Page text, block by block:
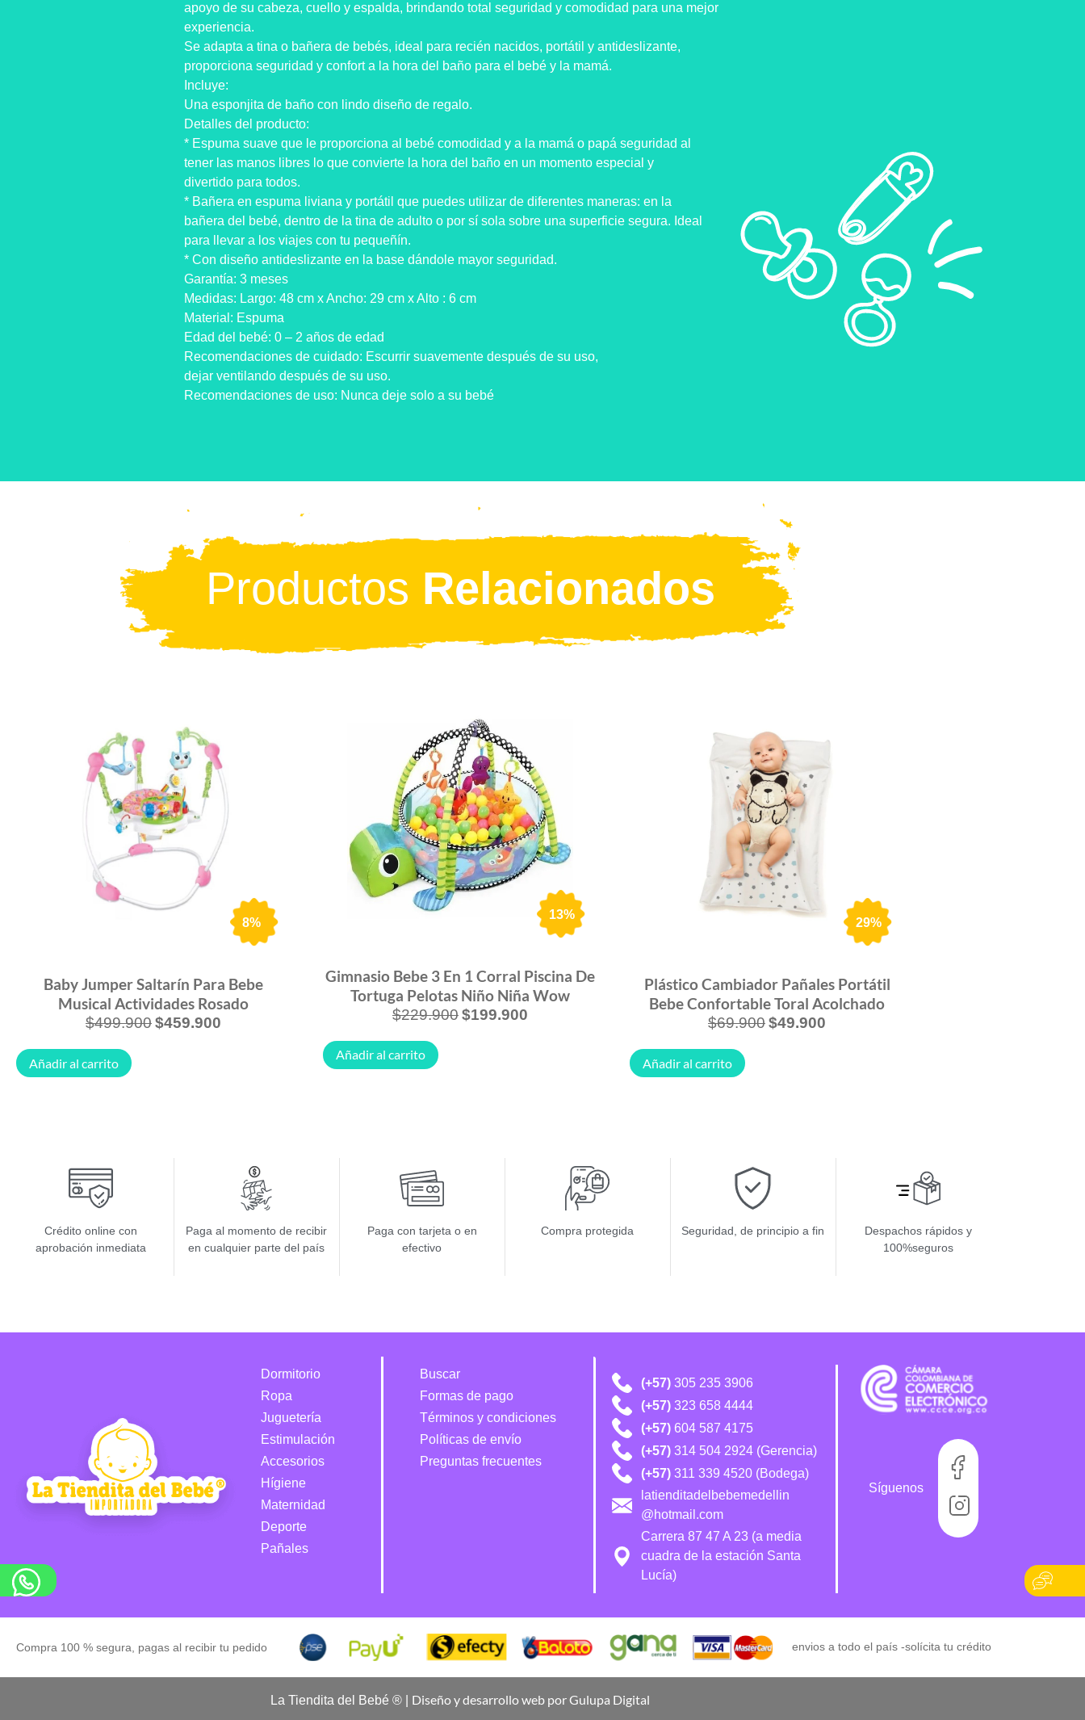
apoyo de su cabeza, cuello y espalda, brindando total seguridad y comodidad para una mejor
experiencia.
Se adapta a tina o bañera de bebés, ideal para recién nacidos, portátil y antideslizante,
proporciona seguridad y confort a la hora del baño para el bebé y la mamá.
Incluye:
Una esponjita de baño con lindo diseño de regalo.
Detalles del producto:
* Espuma suave que le proporciona al bebé comodidad y a la mamá o papá seguridad al
tener las manos libres lo que convierte la hora del baño en un momento especial y
divertido para todos.
* Bañera en espuma liviana y portátil que puedes utilizar de diferentes maneras: en la
bañera del bebé, dentro de la tina de adulto o por sí sola sobre una superficie segura. Ideal
para llevar a los viajes con tu pequeñín.
* Con diseño antideslizante en la base dándole mayor seguridad.
Garantía: 3 meses
Medidas: Largo: 48 cm x Ancho: 29 cm x Alto : 6 cm
Material: Espuma
Edad del bebé: 0 – 2 años de edad
Recomendaciones de cuidado: Escurrir suavemente después de su uso,
dejar ventilando después de su uso.
Recomendaciones de uso: Nunca deje solo a su bebé
Productos Relacionados
8%
Baby Jumper Saltarín Para Bebe
Musical Actividades Rosado
$499.900$459.900
Añadir al carrito
13%
Gimnasio Bebe 3 En 1 Corral Piscina De
Tortuga Pelotas Niño Niña Wow
$229.900$199.900
Añadir al carrito
29%
Plástico Cambiador Pañales Portátil
Bebe Confortable Toral Acolchado
$69.900$49.900
Añadir al carrito
Crédito online con
aprobación inmediata
Paga al momento de recibir
en cualquier parte del país
Paga con tarjeta o en
efectivo
Compra protegida Seguridad, de principio a fin
Despachos rápidos y
100%seguros
Dormitorio
Ropa
Juguetería
Estimulación
Accesorios
Hígiene
Maternidad
Deporte
Pañales
Buscar
Formas de pago
Términos y condiciones
Políticas de envío
Preguntas frecuentes
(+57)305 235 3906
(+57)323 658 4444
(+57)604 587 4175
(+57)314 504 2924 (Gerencia)
(+57)311 339 4520 (Bodega)
latienditadelbebemedellin
@hotmail.com
Carrera 87 47 A 23 (a media
cuadra de la estación Santa
Lucía)
Síguenos
Compra 100 % segura, pagas al recibir tu pedido envios a todo el país -solícita tu crédito
La Tiendita del Bebé ® | Diseño y desarrollo web por Gulupa Digital